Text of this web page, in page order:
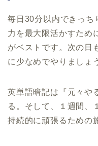
毎日 30分以内できっち
力を最大限活かすため
がベストです。次の日
に少なめでやりましょ
英単語暗記は『元々や
る。そして、１週間、
持続的に頑張るための